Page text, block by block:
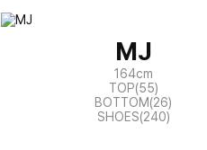
MJ
164cm
TOP(55)
BOTTOM(26)
SHOES(240)